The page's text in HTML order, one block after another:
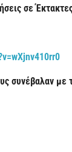
σε
συνέβαλαν με